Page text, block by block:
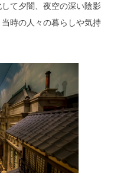
て夕闇、夜空の深い陰影
時の人々の暮らしや気持